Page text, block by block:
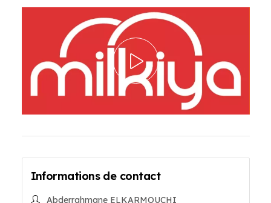
Informations de contact
Abderrahmane ELKARMOUCHI